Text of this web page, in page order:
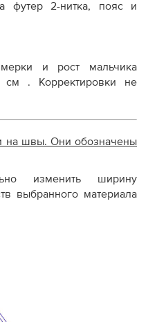
футер 2-нитка, пояс и
и рост мальчика
см . Корректировки не
на швы. Они обозначены
изменить ширину
выбранного материала